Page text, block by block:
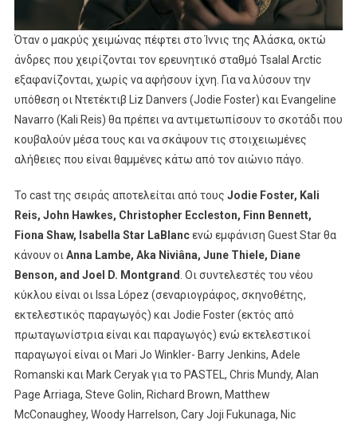
Όταν ο μακρύς χειμώνας πέφτει στο Ίννις της Αλάσκα, οκτώ
άνδρες που χειρίζονται τον ερευνητικό σταθμό Tsalal Arctic
εξαφανίζονται, χωρίς να αφήσουν ίχνη. Για να λύσουν την
υπόθεση οι Ντετέκτιβ Liz Danvers (Jodie Foster) και Evangeline
Navarro (Kali Reis) θα πρέπει να αντιμετωπίσουν το σκοτάδι που
κουβαλούν μέσα τους και να σκάψουν τις στοιχειωμένες
αλήθειες που είναι θαμμένες κάτω από τον αιώνιο πάγο.
Το cast της σειράς αποτελείται από τους Jodie Foster, Kali
Reis, John Hawkes, Christopher Eccleston, Finn Bennett,
Fiona Shaw, Isabella Star LaBlancενώ εμφάνιση Guest Star θα
κάνουν οι Anna Lambe, Aka Niviâna, June Thiele, Diane
Benson, and Joel D. Montgrand . Οι συντελεστές του νέου
κύκλου είναι οι Issa López (σεναριογράφος, σκηνοθέτης,
εκτελεστικός παραγωγός) και Jodie Foster (εκτός από
πρωταγωνίστρια είναι και παραγωγός) ενώ εκτελεστικοί
παραγωγοί είναι οι Mari Jo Winkler- Barry Jenkins, Adele
Romanski και Mark Ceryak για το PASTEL, Chris Mundy, Alan
Page Arriaga, Steve Golin, Richard Brown, Matthew
McConaughey, Woody Harrelson, Cary Joji Fukunaga, Nic